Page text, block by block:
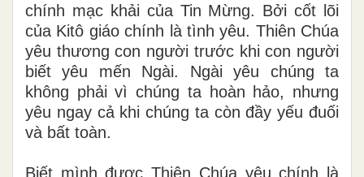
chính mạc khải của Tin Mừng. Bởi cốt lõi
của Kitô giáo chính là tình yêu. Thiên Chúa
yêu thương con người trước khi con người
biết yêu mến Ngài. Ngài yêu chúng ta
không phải vì chúng ta hoàn hảo, nhưng
yêu ngay cả khi chúng ta còn đầy yếu đuối
và bất toàn.
Biết mình được Thiên Chúa yêu chính là